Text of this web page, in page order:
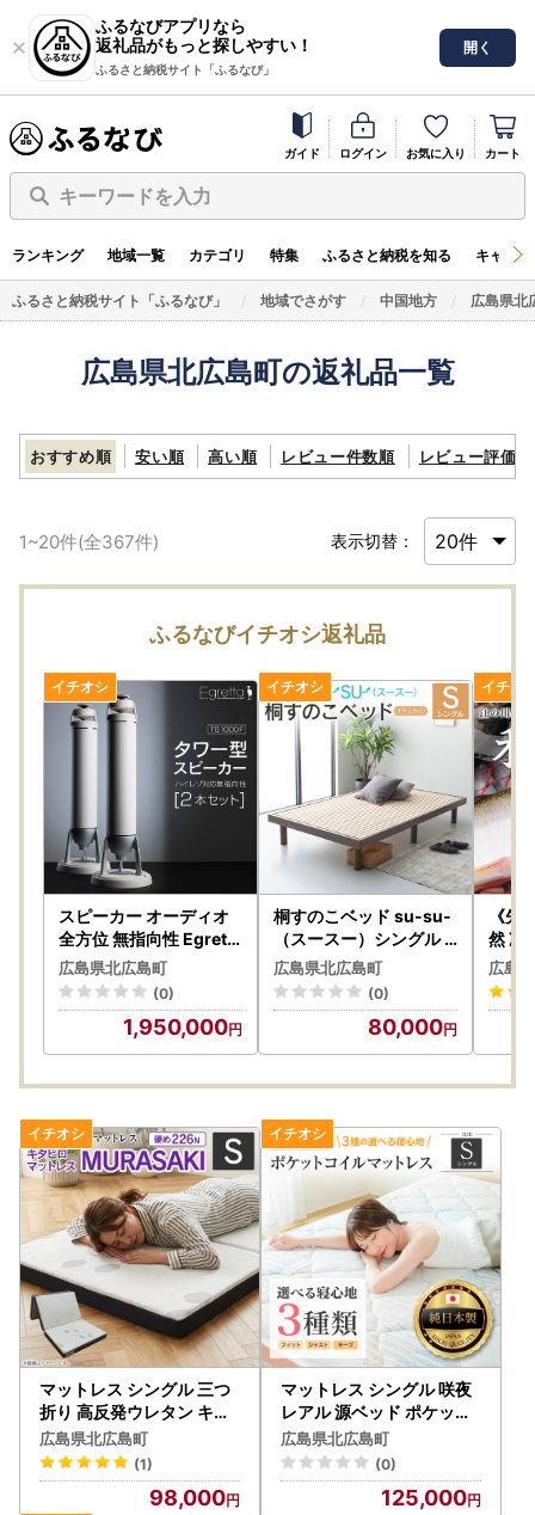
ふるなびアプリなら
返礼品がもっと探しやすい！
ふるさと納税サイト「ふるなび」
開く
ガイド ログイン お気に入り カート
キーワードを入力
ランキング 地域一覧 カテゴリ 特集 ふるさと納税を知る キャン
ふるさと納税サイト「ふるなび」 地域でさがす 中国地方 広島県北
広島県北広島町の返礼品一覧
おすすめ順 安い順 高い順 レビュー件数順 レビュー評価順
1~20件(全367件) 表示切替：
ふるなびイチオシ返礼品
スピーカー オーディオ
全方位 無指向性 Egretta
エグレッタ TS1000F ハ
イレゾ タワー型 オオア
サ電子 アンプ非搭載 2
本1組_OE025_003
広島県北広島町
(0)
1,950,000
桐すのこベッド su-su-
（スースー）シングル
源ベッド 高さ調整可能
ヘッドレス ベッドフレ
ーム シンプルデザイン
佐川急便対応 （カラー:
ナチュラル）_CH041_2
広島県北広島町
(0)
80,000
《先
然 冷
鮎 広
簗漁
広島
マットレス シングル 三つ
折り 高反発ウレタン キタ
ヒロマットレス MURASA
KI 西日本イノアックオリ
ジナル カラーフォーム健
康ショップ_NI040_030
広島県北広島町
(1)
98,000
マットレス シングル 咲夜
レアル 源ベッド ポケット
コイル 6.7インチ 選べる3
種の寝心地 圧縮梱包 両面
仕様_CH041_Rsg
広島県北広島町
(0)
125,000